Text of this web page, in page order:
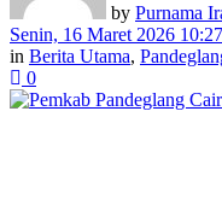
by Purnama
Senin, 16 Maret 2026 10:27
in Berita Utama,
0